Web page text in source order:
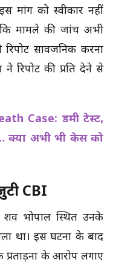
मांग को स्वीकार नहीं
मामले की जांच अभी
सार्वजनिक करना
रिपोर्ट की प्रति देने से
Case: डमी टेस्ट,
क्या अभी भी केस को
CBI
शव भोपाल स्थित उनके
था। इस घटना के बाद
के आरोप लगाए